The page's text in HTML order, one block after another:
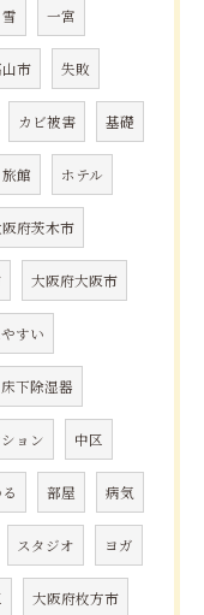
雪 一宮
市 失敗
カビ被害 基礎
旅館 ホテル
府茨木市
大阪府大阪市
すい
床下除湿器
ョン 中区
部屋 病気
スタジオ ヨガ
大阪府枚方市